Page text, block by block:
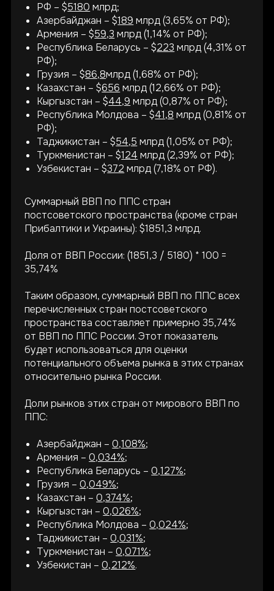
РФ – $5180 млрд;
Азербайджан – $189 млрд (3,65% от РФ);
Армения – $59,3 млрд (1,14% от РФ);
Республика Беларусь – $223 млрд (4,31% от
РФ);
Грузия – $86,8млрд (1,68% от РФ);
Казахстан – $656 млрд (12,66% от РФ);
Кыргызстан – $44,9 млрд (0,87% от РФ);
Республика Молдова – $41,8 млрд (0,81% от
РФ);
Таджикистан – $54,5 млрд (1,05% от РФ);
Туркменистан – $124 млрд (2,39% от РФ);
Узбекистан – $372 млрд (7,18% от РФ).
Суммарный ВВП по ППС стран
постсоветского пространства (кроме стран
Прибалтики и Украины): $1851,3 млрд.
Доля от ВВП России: (1851,3 / 5180) * 100 =
35,74%
Таким образом, суммарный ВВП по ППС всех
перечисленных стран постсоветского
пространства составляет примерно 35,74%
от ВВП по ППС России. Этот показатель
будет использоваться для оценки
потенциального объема рынка в этих странах
относительно рынка России.
Доли рынков этих стран от мирового ВВП по
ППС:
Азербайджан –0,108%;
Армения –0,034%;
Республика Беларусь –0,127%;
Грузия –0,049%;
Казахстан –0,374%;
Кыргызстан –0,026%;
Республика Молдова –0,024%;
Таджикистан –0,031%;
Туркменистан –0,071%;
Узбекистан –0,212%.